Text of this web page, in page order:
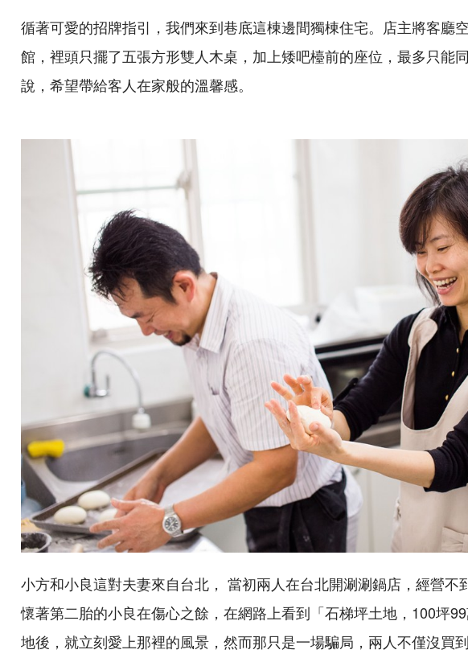
循著可愛的招牌指引，我們來到巷底這棟邊間獨棟住宅。店主將客廳
館，裡頭只擺了五張方形雙人木桌，加上矮吧檯前的座位，最多只能
說，希望帶給客人在家般的溫馨感。
小方和小良這對夫妻來自台北， 當初兩人在台北開涮涮鍋店，經營不
懷著第二胎的小良在傷心之餘，在網路上看到「石梯坪土地，100坪
地後，就立刻愛上那裡的風景，然而那只是一場騙局，兩人不僅沒買